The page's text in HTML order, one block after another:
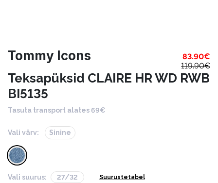
Tommy Icons 83.90€
119.90€
Teksapüksid CLAIRE HR WD RWB
BI5135
Tasuta transport alates 69€
Vali värv: Sinine
Vali suurus: 27/32 Suurustetabel